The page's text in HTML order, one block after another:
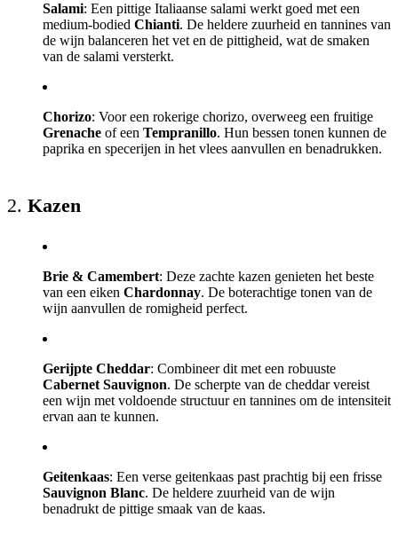
Salami: Een pittige Italiaanse salami werkt goed met een
medium-bodied Chianti. De heldere zuurheid en tannines van
de wijn balanceren het vet en de pittigheid, wat de smaken
van de salami versterkt.
Chorizo: Voor een rokerige chorizo, overweeg een fruitige
Grenache of een Tempranillo. Hun bessen tonen kunnen de
paprika en specerijen in het vlees aanvullen en benadrukken.
2. Kazen
Brie & Camembert: Deze zachte kazen genieten het beste
van een eiken Chardonnay. De boterachtige tonen van de
wijn aanvullen de romigheid perfect.
Gerijpte Cheddar: Combineer dit met een robuuste
Cabernet Sauvignon. De scherpte van de cheddar vereist
een wijn met voldoende structuur en tannines om de intensiteit
ervan aan te kunnen.
Geitenkaas: Een verse geitenkaas past prachtig bij een frisse
Sauvignon Blanc. De heldere zuurheid van de wijn
benadrukt de pittige smaak van de kaas.